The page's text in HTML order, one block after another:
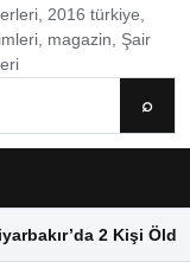
2016 türkiye,
magazin, Şair
⌕
2 Kişi Öldü